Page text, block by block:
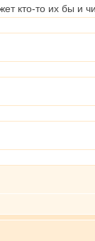
кто-то их бы и